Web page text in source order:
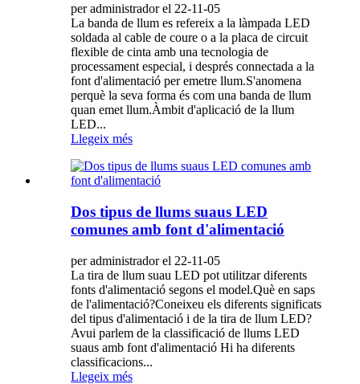
per administrador el 22-11-05
La banda de llum es refereix a la làmpada LED
soldada al cable de coure o a la placa de circuit
flexible de cinta amb una tecnologia de
processament especial, i després connectada a la
font d'alimentació per emetre llum.S'anomena
perquè la seva forma és com una banda de llum
quan emet llum.Àmbit d'aplicació de la llum
LED...
Llegeix més
Dos tipus de llums suaus LED
comunes amb font d'alimentació
per administrador el 22-11-05
La tira de llum suau LED pot utilitzar diferents
fonts d'alimentació segons el model.Què en saps
de l'alimentació?Coneixeu els diferents significats
del tipus d'alimentació i de la tira de llum LED?
Avui parlem de la classificació de llums LED
suaus amb font d'alimentació Hi ha diferents
classificacions...
Llegeix més